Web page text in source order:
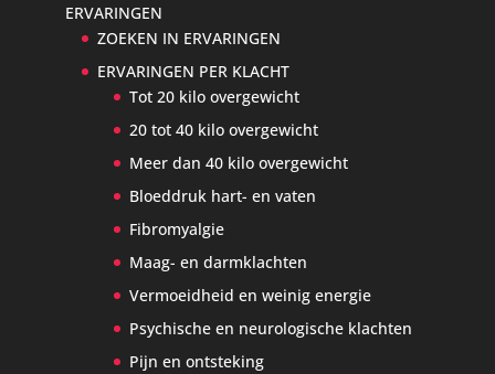
ERVARINGEN
ZOEKEN IN ERVARINGEN
ERVARINGEN PER KLACHT
Tot 20 kilo overgewicht
20 tot 40 kilo overgewicht
Meer dan 40 kilo overgewicht
Bloeddruk hart- en vaten
Fibromyalgie
Maag- en darmklachten
Vermoeidheid en weinig energie
Psychische en neurologische klachten
Pijn en ontsteking